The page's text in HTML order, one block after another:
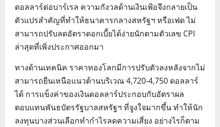
ดอลลาร์ต่อบาร์เรล ความกังวลด้านเงินเฟ้อจึงกลายเป็น
ตัวแปรสำคัญที่ทำให้ธนาคารกลางสหรัฐฯ หรือเฟด ไม่
สามารถปรับลดอัตราดอกเบี้ยได้ง่ายนักตามตัวเลข CPI
ล่าสุดที่เพิ่งประกาศออกมา
ทางด้านเทคนิค ราคาทองโลกมีการปรับตัวลงหลังจากไม่
สามารถยืนเหนือแนวต้านบริเวณ 4,720-4,750 ดอลลาร์
ได้ การแข็งค่าของเงินดอลลาร์ประกอบกับอัตราผล
ตอบแทนพันธบัตรรัฐบาลสหรัฐฯ ที่จูงใจมากขึ้น ทำให้นัก
ลงทุนบางส่วนเลือกทำกำไรลดความเสี่ยง อย่างไรก็ตาม